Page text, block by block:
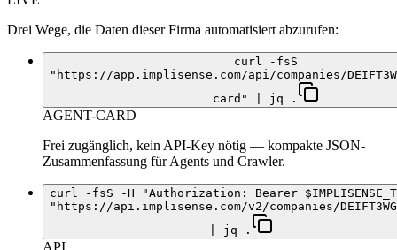
Drei Wege, die Daten dieser Firma automatisiert abzurufen:
curl -fsS
"https://app.implisense.com/api/companies/
card" | jq .
AGENT-CARD
Frei zugänglich, kein API-Key nötig — kompakte JSON-
Zusammenfassung für Agents und Crawler.
curl -fsS -H "Authorization: Bearer
"https://api.implisense.com/v2/companies/
| jq .